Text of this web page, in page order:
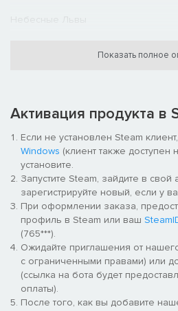
Покорители
- Геральдика ордена, л. наплечник
- Набор цветов Orruk Flesh
- Метка огневой поддержки, пр.
- Метка Имперских Кулаков, пр.
- Фрагмент брони, л. наплечник
Показать полное
Активация продукта в
Если не установлен Steam
Windows (клиент также доступен
установите.
Запустите Steam, зайдите в свой
зарегистрируйте новый, если у
При оформлении заказа,
профиль в Steam или ваш
(765***).
Ожидайте приглашения от
с ограниченными правами) или
(ссылка на бота будет
оплаты).
После того, как вы добавите